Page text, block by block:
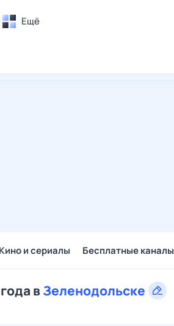
Ещё
Кино и сериалы Бесплатные каналы
вЗеленодольске